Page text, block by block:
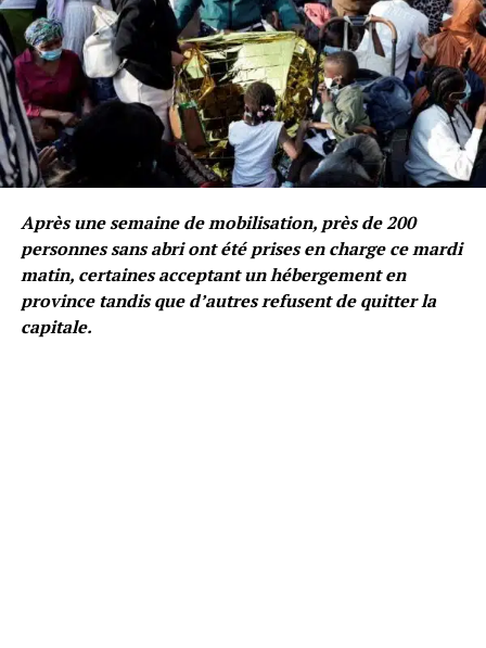
Après une semaine de mobilisation, près de 200
personnes sans abri ont été prises en charge ce mardi
matin, certaines acceptant un hébergement en
province tandis que d’autres refusent de quitter la
capitale.